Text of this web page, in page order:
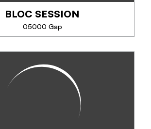
TÉLÉPHONE
EN SAVOIR PLUS
BLOC SESSION
05000 Gap
Gap vous accueille au cœur de la
tous les jours pour de la grimpe en
plus !surface grimpable de 250
blocs pour tous les niveaux,...